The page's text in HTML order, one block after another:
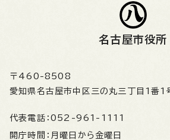
名古屋市役所
〒460-8508
愛知県名古屋市中区三の丸三丁目1番1
代表電話： 052-961-1111
開庁時間： 月曜日から金曜日